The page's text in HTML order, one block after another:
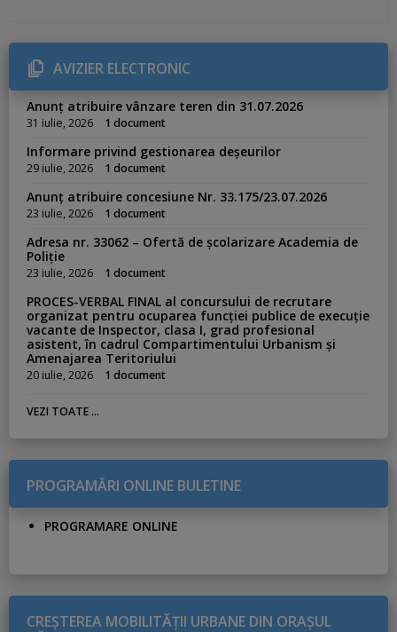
r
i
e
s
AVIZIER ELECTRONIC
Anunț atribuire vânzare teren din 31.07.2026
31 iulie, 2026 1 document
Informare privind gestionarea deșeurilor
29 iulie, 2026 1 document
Anunț atribuire concesiune Nr. 33.175/23.07.2026
23 iulie, 2026 1 document
Adresa nr. 33062 – Ofertă de școlarizare Academia de
Poliție
23 iulie, 2026 1 document
PROCES-VERBAL FINAL al concursului de recrutare
organizat pentru ocuparea funcției publice de execuție
vacante de Inspector, clasa I, grad profesional
asistent, în cadrul Compartimentului Urbanism și
Amenajarea Teritoriului
20 iulie, 2026 1 document
VEZI TOATE ...
PROGRAMĂRI ONLINE BULETINE
PROGRAMARE ONLINE
CREŞTEREA MOBILITĂŢII URBANE DIN ORAŞUL